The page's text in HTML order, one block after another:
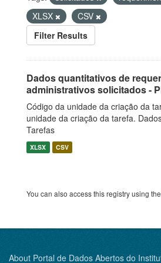
XLSX
CSV
Filter Results
Dados quantitativos de
administrativos solicitados -
Código da unidade da criação da
unidade da criação da tarefa.
Tarefas
XLSX CSV
You can also access this registry using the
About Portal de Dados Abertos do